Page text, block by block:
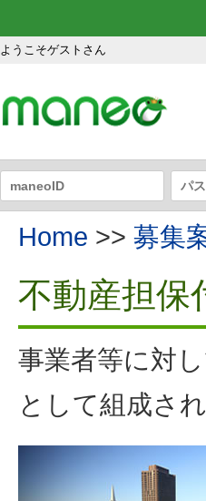
ようこそゲストさん
Home >> 募集
不動産担保
事業者等に対
として組成さ